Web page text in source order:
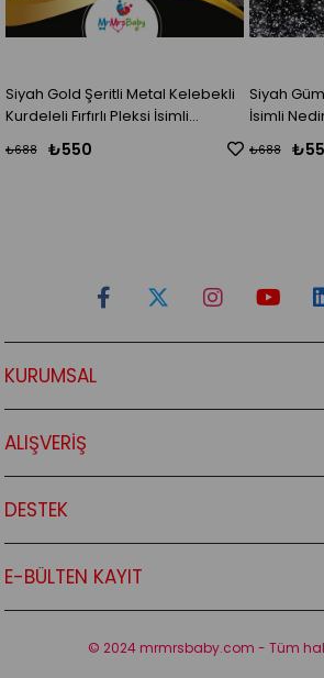
Siyah Gold Şeritli Metal Kelebekli
Kurdeleli Fırfırlı Pleksi İsimli
Nedime Tefi
₺550
₺688
Siyah
İsimli
₺688
KURUMSAL
ALIŞVERİŞ
DESTEK
E-BÜLTEN KAYIT
© 2024 mrmrsbaby.com - Tüm